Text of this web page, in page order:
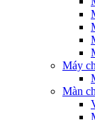
Máy
Màn